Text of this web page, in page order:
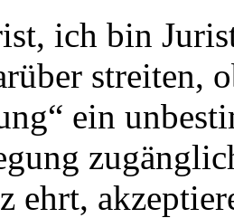
ich bin
streiten,
ein
ehrt,